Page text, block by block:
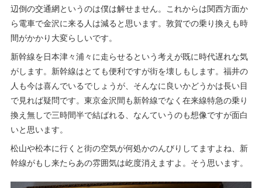
辺倒の交通網というのは僕は解せません。これからは関西方面か
ら電車で金沢に来る人は減ると思います。敦賀での乗り換えも時
間がかかり大変らしいです。
新幹線を日本津々浦々に走らせるという考えが既に時代遅れな気
がします。新幹線はとても便利ですが街を壊しもします。福井の
人も今は喜んでいるでしょうが、そんなに良いかどうかは長い目
で見れば疑問です。東京金沢間も新幹線でなく在来線特急の乗り
換え無しで三時間半で結ばれる、なんていうのも想像ですが面白
いと思います。
松山や松本に行くと街の空気が何処かのんびりしてますよね、新
幹線がもし来たらあの雰囲気は屹度消えますよ。そう思います。